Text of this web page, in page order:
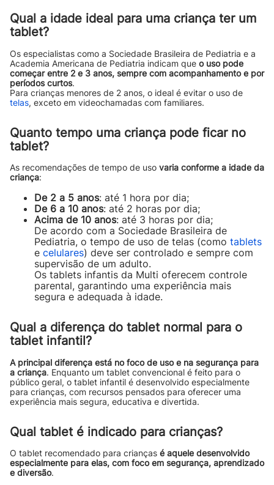
Qual a idade ideal para uma criança ter um
tablet?
Os especialistas como a Sociedade Brasileira de Pediatria e a
Academia Americana de Pediatria indicam que o uso pode
começar entre 2 e 3 anos, sempre com acompanhamento e por
períodos curtos.
Para crianças menores de 2 anos, o ideal é evitar o uso de
telas, exceto em videochamadas com familiares.
Quanto tempo uma criança pode ficar no
tablet?
As recomendações de tempo de uso varia conforme a idade da
criança:
De 2 a 5 anos: até 1 hora por dia;
De 6 a 10 anos: até 2 horas por dia;
Acima de 10 anos: até 3 horas por dia;
De acordo com a Sociedade Brasileira de
Pediatria, o tempo de uso de telas (como tablets
e celulares) deve ser controlado e sempre com
supervisão de um adulto.
Os tablets infantis da Multi oferecem controle
parental, garantindo uma experiência mais
segura e adequada à idade.
Qual a diferença do tablet normal para o
tablet infantil?
A principal diferença está no foco de uso e na segurança para
a criança. Enquanto um tablet convencional é feito para o
público geral, o tablet infantil é desenvolvido especialmente
para crianças, com recursos pensados para oferecer uma
experiência mais segura, educativa e divertida.
Qual tablet é indicado para crianças?
O tablet recomendado para crianças é aquele desenvolvido
especialmente para elas, com foco em segurança, aprendizado
e diversão.